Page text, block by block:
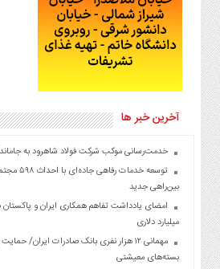
آخرین خبر ها
خدمت‌رسانی موکب شرکت فولاد شاهرود به
توسعه خدمات
بین‌راهی جدید
میلیارد دلاری
مهمانی ۱۲ هزار نفری بانک صادرات ایران/
بسته‌های معیشتی